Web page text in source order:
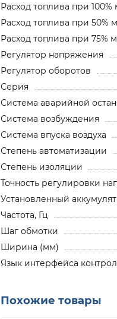
Расход топлива при
Расход топлива при 50%
Расход топлива при 75%
Регулятор напряжения
Регулятор оборотов
Серия
Система аварийной
Система возбуждения
Система впуска воздуха
Степень автоматизации
Степень изоляции
Точность регулировки
Установленный
Частота, Гц
Шаг обмотки
Ширина (мм)
Язык интерфейса
Похожие товары